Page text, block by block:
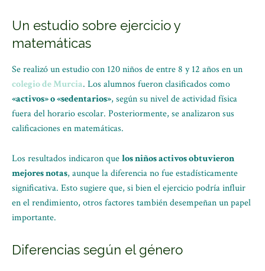
Un estudio sobre ejercicio y
matemáticas
Se realizó un estudio con 120 niños de entre 8 y 12 años en un
colegio de Murcia. Los alumnos fueron clasificados como
«activos» o «sedentarios», según su nivel de actividad física
fuera del horario escolar. Posteriormente, se analizaron sus
calificaciones en matemáticas.
Los resultados indicaron quelos niños activos obtuvieron
mejores notas, aunque la diferencia no fue estadísticamente
significativa. Esto sugiere que, si bien el ejercicio podría influir
en el rendimiento, otros factores también desempeñan un papel
importante.
Diferencias según el género